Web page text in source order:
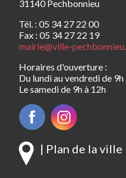
31140 Pechbonnieu
Tél. : 05 34 27 22 00
Fax : 05 34 27 22 19
mairie@ville-
Horaires d'ouverture :
Du lundi au vendredi de
Le samedi de 9h à 12h
| Plan de la